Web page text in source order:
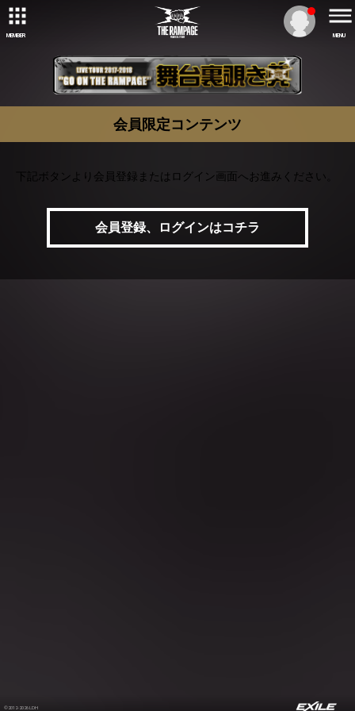
MEMBER MENU
会員限定コンテンツ
下記ボタンより会員登録またはログイン画面へお進みください。
会員登録、ログインはコチラ
©2012-2026 LDH